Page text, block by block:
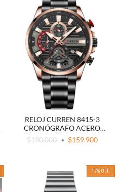
RELOJ CURREN 8415-3
CRONÓGRAFO ACERO
NEGRO
$190.000 $159.900
17% OFF